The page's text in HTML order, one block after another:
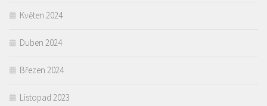
Květen 2024
Duben 2024
Březen 2024
Listopad 2023